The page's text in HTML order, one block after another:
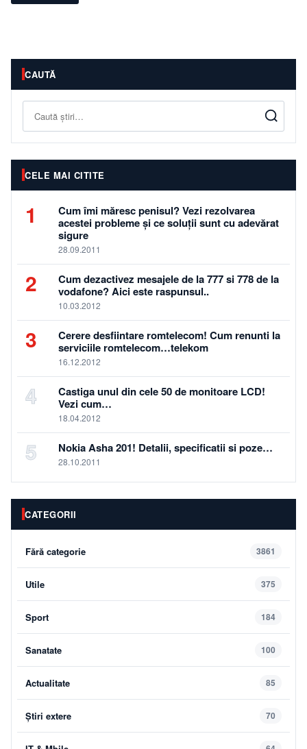
CAUTĂ
CELE MAI CITITE
1
Cum îmi măresc penisul? Vezi rezolvarea
acestei probleme și ce soluții sunt cu adevărat
sigure
28.09.2011
2
Cum dezactivez mesajele de la 777 si 778 de la
vodafone? Aici este raspunsul..
10.03.2012
3
Cerere desfiintare romtelecom! Cum renunti la
serviciile romtelecom…telekom
16.12.2012
4
Castiga unul din cele 50 de monitoare LCD!
Vezi cum…
18.04.2012
5 Nokia Asha 201! Detalii, specificatii si poze…
28.10.2011
CATEGORII
Fără categorie 3861
Utile 375
Sport 184
Sanatate 100
Actualitate 85
Știri extere 70